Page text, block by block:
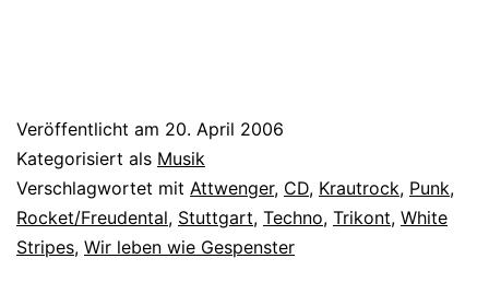
Veröffentlicht am 20. April 2006
Kategorisiert als Musik
Verschlagwortet mit Attwenger, CD, Krautrock, Punk,
Rocket/Freudental, Stuttgart, Techno, Trikont, White
Stripes, Wir leben wie Gespenster